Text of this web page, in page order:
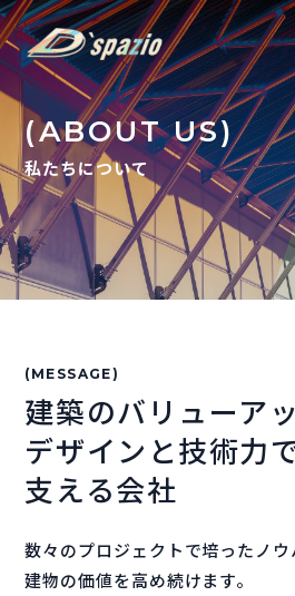
(ABOUT US)
私たちについて
(MESSAGE)
建築のバリューア
デザインと技術力
支える会社
数々のプロジェクトで培ったノウ
建物の価値を高め続けます。